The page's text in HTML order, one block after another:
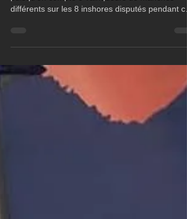
Et les courses ont vraiment été disputées,